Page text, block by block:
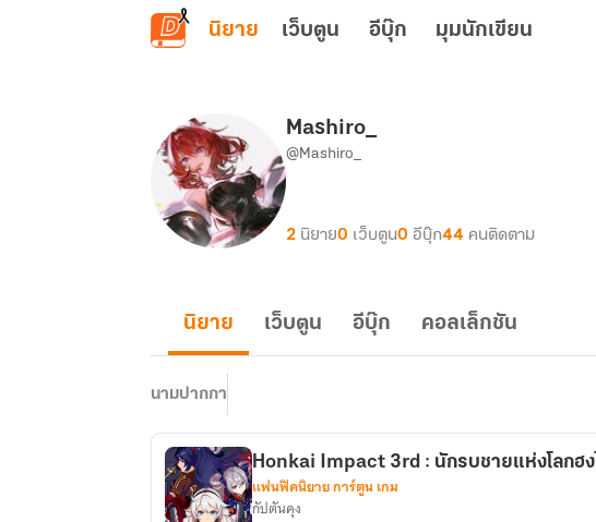
ข้ามไปยังเนื้อหาหลัก
นิยาย เว็บตูน อีบุ๊ก มุมนักเขียน
Mashiro_
@Mashiro_
2 นิยาย0 เว็บตูน0 อีบุ๊ก44 คนติดตาม
นิยาย เว็บตูน อีบุ๊ก คอลเล็กชัน
นามปากกา
Honkai Impact 3rd : นักรบชายแห่งโลกฮง
แฟนฟิคนิยาย การ์ตูน เกม
กัปตันคุง